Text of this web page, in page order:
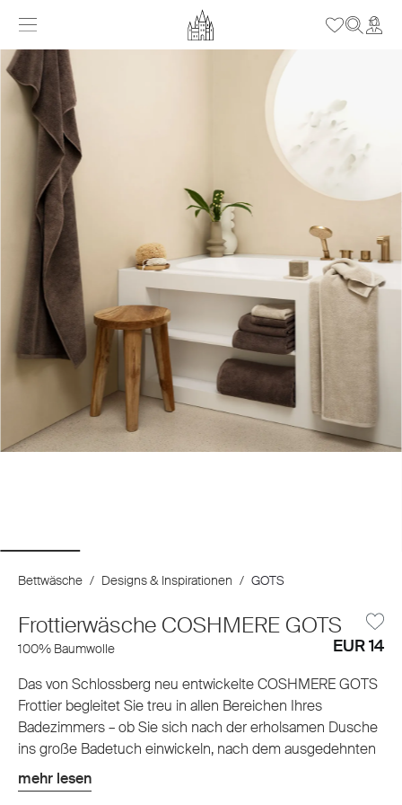
Bettwäsche / Designs & Inspirationen / GOTS
Frottierwäsche COSHMERE GOTS
100% Baumwolle EUR 14
Das von Schlossberg neu entwickelte COSHMERE GOTS
Frottier begleitet Sie treu in allen Bereichen Ihres
Badezimmers – ob Sie sich nach der erholsamen Dusche
ins große Badetuch einwickeln, nach dem ausgedehnten
Schaumbad die Zehen im flauschigen Badteppich
vergraben oder sich selbst und Ihren Gästen mit den
mehr lesen